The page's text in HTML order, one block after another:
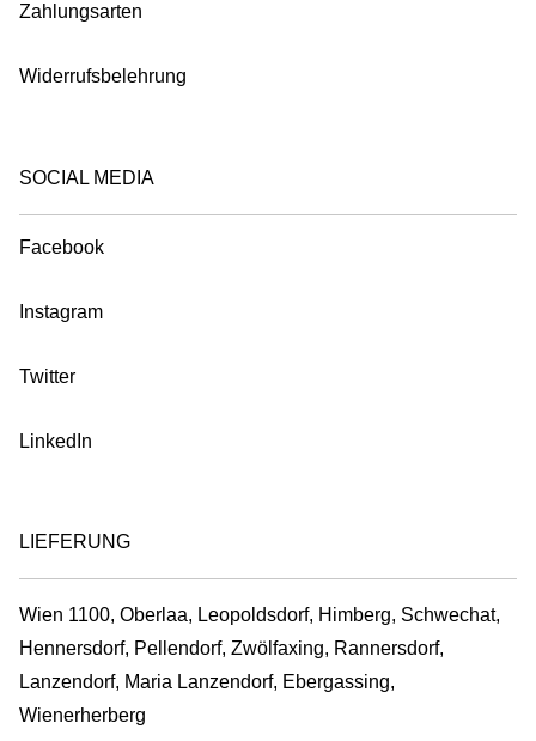
Zahlungsarten
Widerrufsbelehrung
SOCIAL MEDIA
Facebook
Instagram
Twitter
LinkedIn
LIEFERUNG
Wien 1100, Oberlaa, Leopoldsdorf, Himberg, Schwechat,
Hennersdorf, Pellendorf, Zwölfaxing, Rannersdorf,
Lanzendorf, Maria Lanzendorf, Ebergassing,
Wienerherberg